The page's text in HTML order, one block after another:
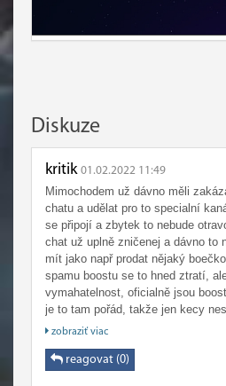
Diskuze
kritik 01.02.2022 11:49
Mimochodem už dávno měli
chatu a udělat pro to specialní
se připojí a zbytek to nebude
chat už uplně zničenej a dávno to
mít jako např prodat nějaký
spamu boostu se to hned ztratí,
vymahatelnost, oficialně jsou
je to tam pořád, takže jen kecy
banovat, stačil by ban třeba že ten
zobraziť viac
reagovat (0)